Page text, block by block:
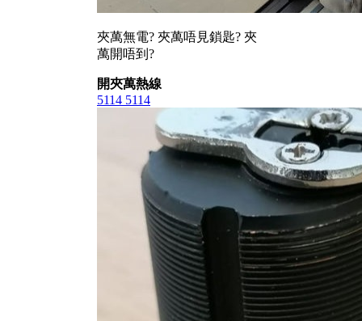
夾萬無電? 夾萬唔見鎖匙? 夾
萬開唔到?
開夾萬熱線
5114 5114